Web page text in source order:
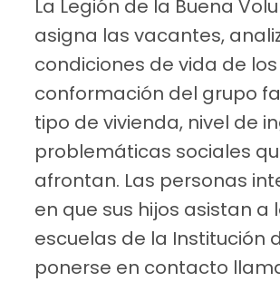
La Legión de la Buena
asigna las vacantes,
condiciones de vida de
conformación del grupo
tipo de vivienda, nivel de
problemáticas sociales
afrontan. Las personas
en que sus hijos asistan a
escuelas de la Institución
ponerse en contacto